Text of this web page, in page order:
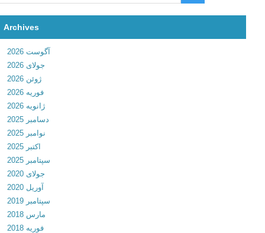
o
S
e
c
t
y
n
d
A
n
t
Archives
آگوست 2026
جولای 2026
ژوئن 2026
فوریه 2026
ژانویه 2026
دسامبر 2025
نوامبر 2025
سپتامبر 2025
جولای 2020
آوریل 2020
سپتامبر 2019
مارس 2018
فوریه 2018